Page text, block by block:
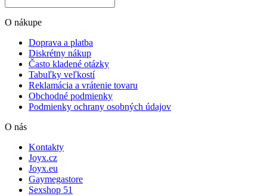
O nákupe
Doprava a platba
Diskrétny nákup
Často kladené otázky
Tabuľky veľkostí
Reklamácia a vrátenie tovaru
Obchodné podmienky
Podmienky ochrany osobných údajov
O nás
Kontakty
Joyx.cz
Joyx.eu
Gaymegastore
Sexshop 51